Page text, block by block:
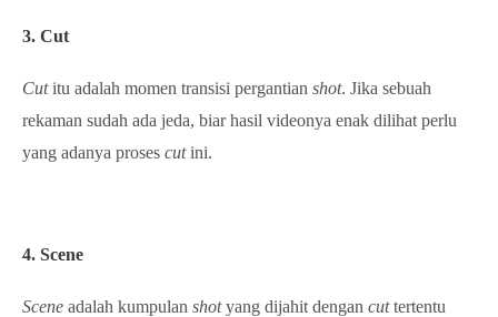
3. Cut
Cutitu adalah momen transisi pergantian shot. Jika sebuah
rekaman sudah ada jeda, biar hasil videonya enak dilihat perlu
yang adanya proses cutini.
4. Scene
Scene adalah kumpulan shotyang dijahit dengan cuttertentu